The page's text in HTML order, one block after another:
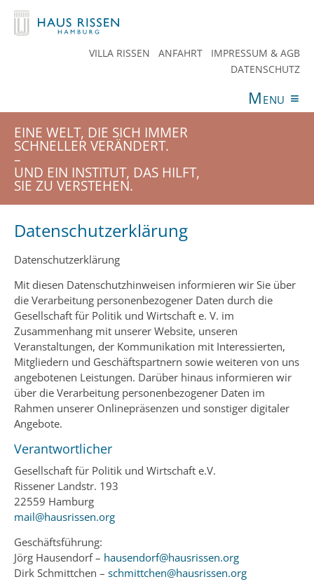
VILLA RISSEN ANFAHRT
IMPRESSUM & AGB
DATENSCHUTZ
Menu ≡
ANGEBOTE VERANSTALTUNGEN
AKTUELLES
SPENDEN
TEAM HAUS RISSEN
EINE WELT, DIE SICH IMMER
SCHNELLER VERÄNDERT.
–
UND EIN INSTITUT, DAS HILFT,
SIE ZU VERSTEHEN.
Datenschutzerklärung
Datenschutzerklärung
Mit diesen Datenschutzhinweisen informieren wir Sie über
die Verarbeitung personenbezogener Daten durch die
Gesellschaft für Politik und Wirtschaft e. V. im
Zusammenhang mit unserer Website, unseren
Veranstaltungen, der Kommunikation mit Interessierten,
Mitgliedern und Geschäftspartnern sowie weiteren von uns
angebotenen Leistungen. Darüber hinaus informieren wir
über die Verarbeitung personenbezogener Daten im
Rahmen unserer Onlinepräsenzen und sonstiger digitaler
Angebote.
Verantwortlicher
Gesellschaft für Politik und Wirtschaft e.V.
Rissener Landstr. 193
22559 Hamburg
mail@hausrissen.org
Geschäftsführung:
Jörg Hausendorf – hausendorf@hausrissen.org
Dirk Schmittchen – schmittchen@hausrissen.org